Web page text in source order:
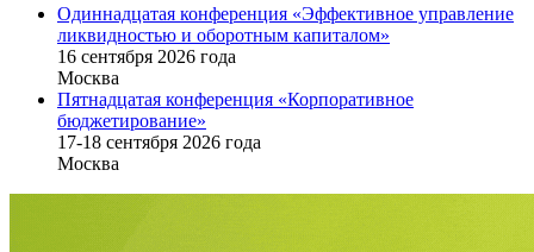
Одиннадцатая конференция «Эффективное управление
ликвидностью и оборотным капиталом»
16 cентября 2026 года
Москва
Пятнадцатая конференция «Корпоративное
бюджетирование»
17-18 сентября 2026 года
Москва